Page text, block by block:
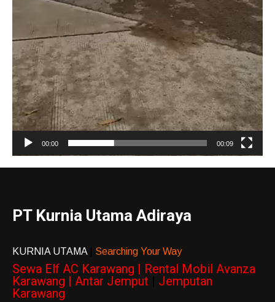
00:00 00:09
PT Kurnia Utama Adiraya
KURNIA UTAMA Searching Your Way
Sewa Elf AC Karawang | Rental Mobil Avanza
Karawang | Antar Jemput
Jemputan
Karawang